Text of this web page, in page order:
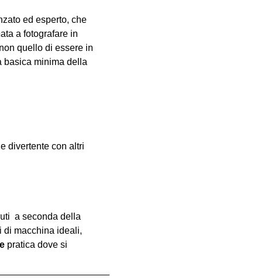
ed esperto, che
a fotografare in
quello di essere in
basica minima della
divertente con altri
a seconda della
di macchina ideali,
pratica dove si